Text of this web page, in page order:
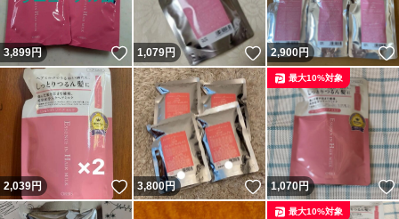
3,899円 いいね！
1,079円 いいね！
2,900円
2,039円 いいね！
3,800円 いいね！
1,070円
最大10%対象
最大10%対象